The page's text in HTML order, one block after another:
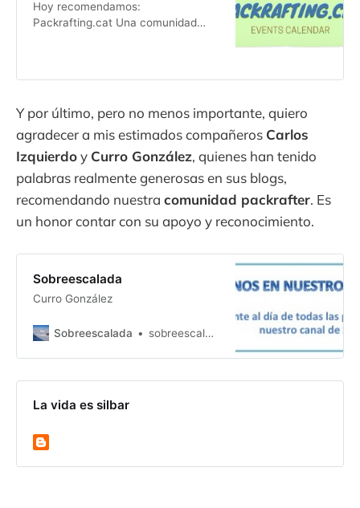
Hoy recomendamos:
Packrafting.cat Una comunidad
quienes buscan aventura,
Y por último, pero no menos importante, quiero
agradecer a mis estimados compañeros Carlos
Izquierdoy Curro González, quienes han tenido
palabras realmente generosas en sus blogs,
recomendando nuestra comunidad packrafter. Es
un honor contar con su apoyo y reconocimiento.
Sobreescalada
Curro González
Sobreescalada sobreescalada
La vida es silbar